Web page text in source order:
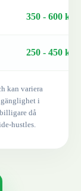
350 - 600 kr
250 - 450 kr
kan variera
i
då
hustles.